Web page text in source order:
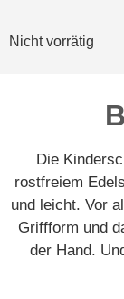
Nicht vorrätig
Die
rostfreiem
und leicht. Vor
Griffform und
der Hand.